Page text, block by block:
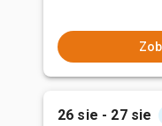
26 sie - 27 sie